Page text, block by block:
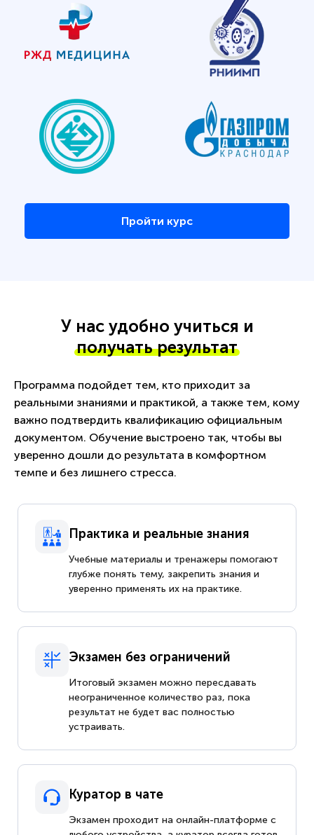
Пройти курс
У нас удобно учиться и
получать результат
Программа подойдет тем, кто приходит за
реальными знаниями и практикой, а также тем, кому
важно подтвердить квалификацию официальным
документом. Обучение выстроено так, чтобы вы
уверенно дошли до результата в комфортном
темпе и без лишнего стресса.
Практика и реальные знания
Учебные материалы и тренажеры помогают
глубже понять тему, закрепить знания и
уверенно применять их на практике.
Экзамен без ограничений
Итоговый экзамен можно пересдавать
неограниченное количество раз, пока
результат не будет вас полностью
устраивать.
Куратор в чате
Экзамен проходит на онлайн-платформе с